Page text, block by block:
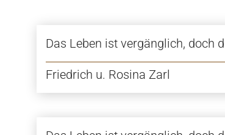
Das Leben ist vergänglich, doch
Friedrich u. Rosina Zarl